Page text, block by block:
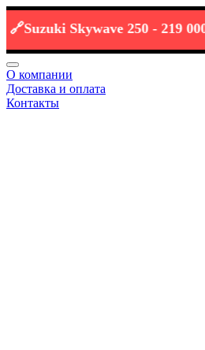
Skywave 250 -219 000 р 💰
О компании
Доставка и оплата
Контакты